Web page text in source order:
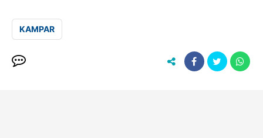
KAMPAR